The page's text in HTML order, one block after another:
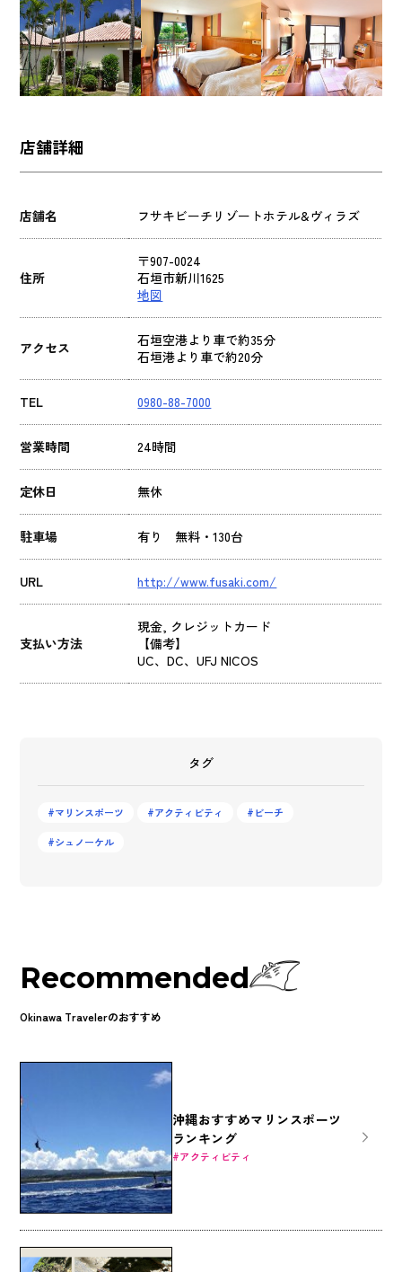
店舗詳細
店舗名 フサキビーチリゾートホテル&ヴィラズ
住所
〒907-0024
石垣市新川1625
地図
アクセス
石垣空港より車で約35分
石垣港より車で約20分
TEL 0980-88-7000
営業時間 24時間
定休日 無休
駐車場 有り 無料・130台
URL http://www.fusaki.com/
支払い方法
現金, クレジットカード
【備考】
UC、DC、UFJ NICOS
タグ
マリンスポーツ アクティビティ ビーチ
シュノーケル
Recommended
Okinawa Travelerのおすすめ
沖縄おすすめマリンスポーツ
ランキング
アクティビティ